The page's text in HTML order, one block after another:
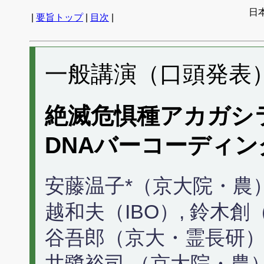
要旨トップ| 目次
日
一般講演（口頭発表
絶滅危惧種アカガ
DNAバーコーディ
安藤温子*（京大院・農
越和夫（IBO）, 鈴木創
谷吾郎（京大・霊長研